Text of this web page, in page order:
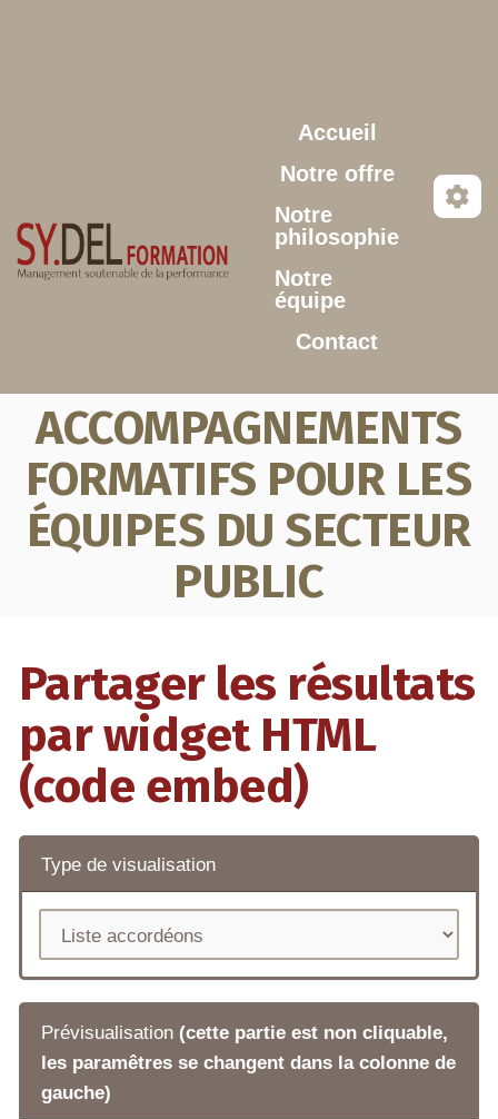
Accueil
Notre offre
Notre
philosophie
Notre
équipe
Contact
ACCOMPAGNEMENTS
FORMATIFS POUR LES
ÉQUIPES DU SECTEUR
PUBLIC
Partager les résultats
par widget HTML
(code embed)
Type de visualisation
Prévisualisation (cette partie est non cliquable,
les paramêtres se changent dans la colonne de
gauche)